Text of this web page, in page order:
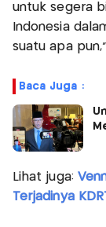
untuk segera
Indonesia
suatu apa
Baca Juga :
Lihat juga:
Terjadinya